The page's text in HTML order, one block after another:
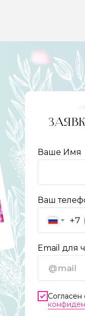
Ваше Имя
Ваш
+7
Email для
Согласен